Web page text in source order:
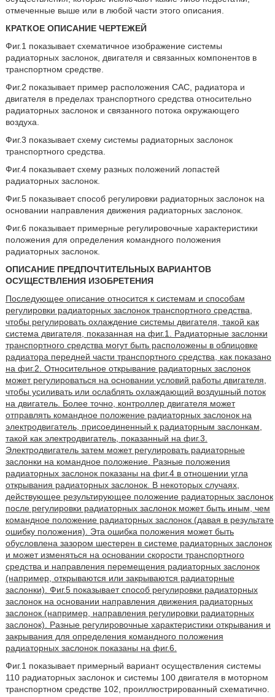
отмеченные выше или в любой части этого описания.
КРАТКОЕ ОПИСАНИЕ ЧЕРТЕЖЕЙ
Фиг.1 показывает схематичное изображение системы
радиаторных заслонок, двигателя и связанных компонентов в
транспортном средстве.
Фиг.2 показывает пример расположения CAC, радиатора и
двигателя в пределах транспортного средства относительно
радиаторных заслонок и связанного потока окружающего
воздуха.
Фиг.3 показывает схему системы радиаторных заслонок
транспортного средства.
Фиг.4 показывает схему разных положений лопастей
радиаторных заслонок.
Фиг.5 показывает способ регулировки радиаторных заслонок на
основании направления движения радиаторных заслонок.
Фиг.6 показывает примерные регулировочные характеристики
положения для определения командного положения
радиаторных заслонок.
ОПИСАНИЕ ПРЕДПОЧТИТЕЛЬНЫХ ВАРИАНТОВ
ОСУЩЕСТВЛЕНИЯ ИЗОБРЕТЕНИЯ
Последующее описание относится к системам и способам
регулировки радиаторных заслонок транспортного средства,
чтобы регулировать охлаждение системы двигателя, такой как
система двигателя, показанная на фиг.1. Радиаторные заслонки
транспортного средства могут быть расположены в облицовке
радиатора передней части транспортного средства, как показано
на фиг.2. Относительное открывание радиаторных заслонок
может регулироваться на основании условий работы двигателя,
чтобы усиливать или ослаблять охлаждающий воздушный поток
на двигатель. Более точно, контроллер двигателя может
отправлять командное положение радиаторных заслонок на
электродвигатель, присоединенный к радиаторным заслонкам,
такой как электродвигатель, показанный на фиг.3.
Электродвигатель затем может регулировать радиаторные
заслонки на командное положение. Разные положения
радиаторных заслонок показаны на фиг.4 в отношении угла
открывания радиаторных заслонок. В некоторых случаях,
действующее результирующее положение радиаторных заслонок
после регулировки радиаторных заслонок может быть иным, чем
командное положение радиаторных заслонок (давая в результате
ошибку положения). Эта ошибка положения может быть
обусловлена зазором шестерен в системе радиаторных заслонок
и может изменяться на основании скорости транспортного
средства и направления перемещения радиаторных заслонок
(например, открываются или закрываются радиаторные
заслонки). Фиг.5 показывает способ регулировки радиаторных
заслонок на основании направления движения радиаторных
заслонок (например, направления регулировки радиаторных
заслонок). Разные регулировочные характеристики открывания и
закрывания для определения командного положения
радиаторных заслонок показаны на фиг.6.
Фиг.1 показывает примерный вариант осуществления системы
110 радиаторных заслонок и системы 100 двигателя в моторном
транспортном средстве 102, проиллюстрированный схематично.